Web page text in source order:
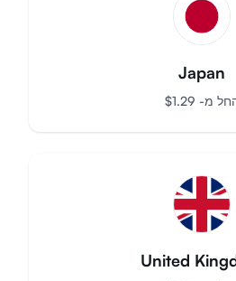
החל מ-$
1.29